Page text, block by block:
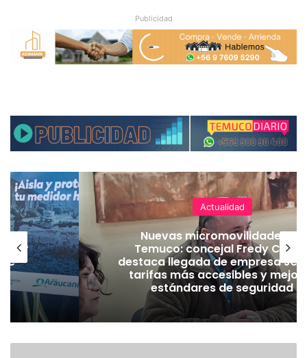
Publicidad
por
Actualidad
Nuevas micromovilidades en
Temuco: concejal Fredy
destaca llegada de empresa Jet
tarifas más accesibles y
estándares de seguridad